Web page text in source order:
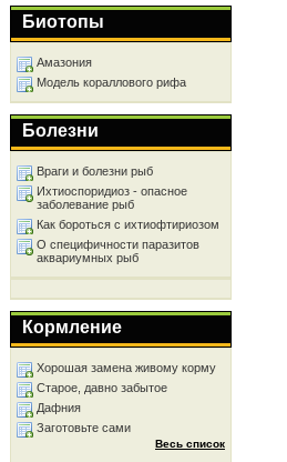
Биотопы
Амазония
Модель кораллового рифа
Болезни
Враги и болезни рыб
Ихтиоспоридиоз - опасное
заболевание рыб
Как бороться с ихтиофтириозом
О специфичности паразитов
аквариумных рыб
Кормление
Хорошая замена живому корму
Старое, давно забытое
Дафния
Заготовьте сами
Весь список